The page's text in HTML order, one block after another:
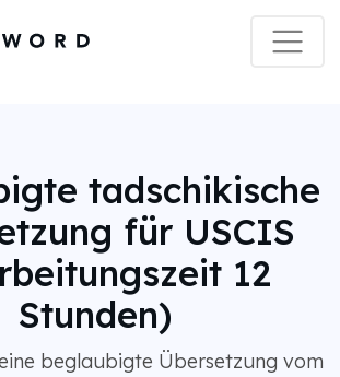
tadschikische
für USCIS
12
Stunden)
beglaubigte Übersetzung vom